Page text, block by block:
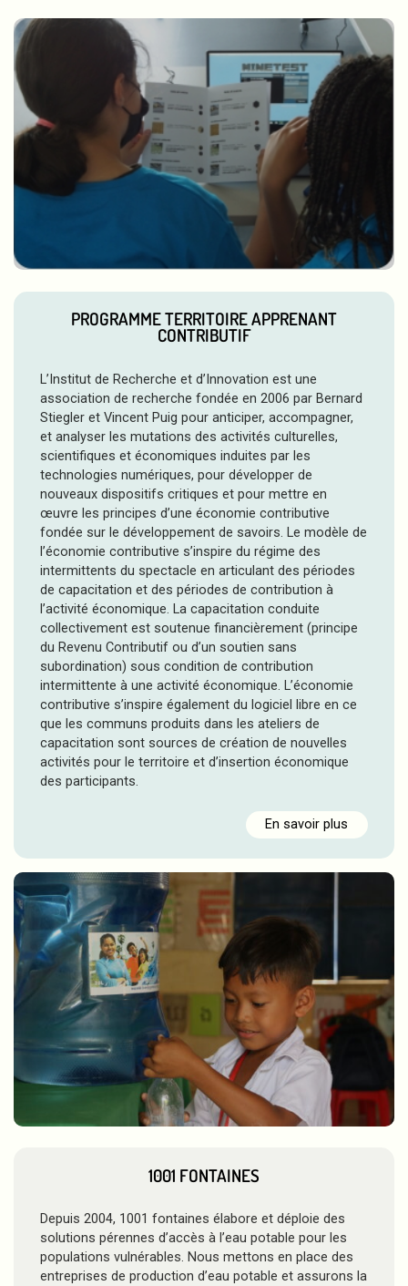
PROGRAMME TERRITOIRE APPRENANT
CONTRIBUTIF
L’Institut de Recherche et d’Innovation est une
association de recherche fondée en 2006 par Bernard
Stiegler et Vincent Puig pour anticiper, accompagner,
et analyser les mutations des activités culturelles,
scientifiques et économiques induites par les
technologies numériques, pour développer de
nouveaux dispositifs critiques et pour mettre en
œuvre les principes d’une économie contributive
fondée sur le développement de savoirs. Le modèle de
l’économie contributive s’inspire du régime des
intermittents du spectacle en articulant des périodes
de capacitation et des périodes de contribution à
l’activité économique. La capacitation conduite
collectivement est soutenue financièrement (principe
du Revenu Contributif ou d’un soutien sans
subordination) sous condition de contribution
intermittente à une activité économique. L’économie
contributive s’inspire également du logiciel libre en ce
que les communs produits dans les ateliers de
capacitation sont sources de création de nouvelles
activités pour le territoire et d’insertion économique
des participants.
En savoir plus
1001 FONTAINES
Depuis 2004, 1001 fontaines élabore et déploie des
solutions pérennes d’accès à l’eau potable pour les
populations vulnérables. Nous mettons en place des
entreprises de production d’eau potable et assurons la